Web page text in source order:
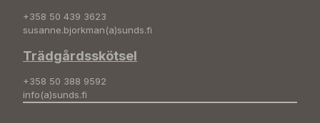
+358 50 439 3623
susanne.bjorkman(a)sunds.fi
Trädgårdsskötsel
+358 50 388 9592
info(a)sunds.fi